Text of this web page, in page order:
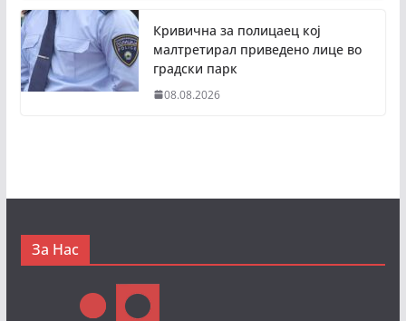
Кривична за полицаец кој
малтретирал приведено лице во
градски парк
08.08.2026
За Нас